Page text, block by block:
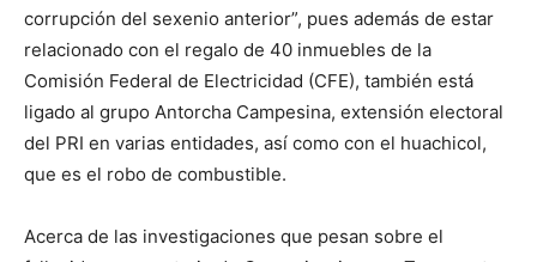
corrupción del sexenio anterior”, pues además de estar
relacionado con el regalo de 40 inmuebles de la
Comisión Federal de Electricidad (CFE), también está
ligado al grupo Antorcha Campesina, extensión electoral
del PRI en varias entidades, así como con el huachicol,
que es el robo de combustible.
Acerca de las investigaciones que pesan sobre el